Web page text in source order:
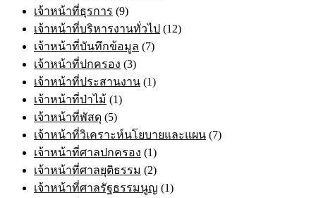
เจ้าหน้าที่ธุรการ (9)
เจ้าหน้าที่บริหารงานทั่วไป (12)
เจ้าหน้าที่บันทึกข้อมูล (7)
เจ้าหน้าที่ปกครอง (3)
เจ้าหน้าที่ประสานงาน (1)
เจ้าหน้าที่ป่าไม้ (1)
เจ้าหน้าที่พัสดุ (5)
เจ้าหน้าที่วิเคราะห์นโยบายและแผน (7)
เจ้าหน้าที่ศาลปกครอง (1)
เจ้าหน้าที่ศาลยุติธรรม (2)
เจ้าหน้าที่ศาลรัฐธรรมนูญ (1)